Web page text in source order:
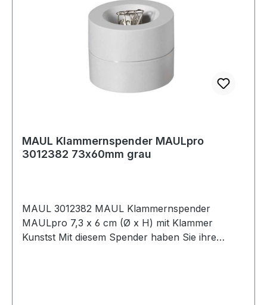
MAUL Klammernspender MAULpro
3012382 73x60mm grau
MAUL 3012382 MAUL Klammernspender
MAULpro 7,3 x 6 cm (Ø x H) mit Klammer
Kunstst Mit diesem Spender haben Sie ihre